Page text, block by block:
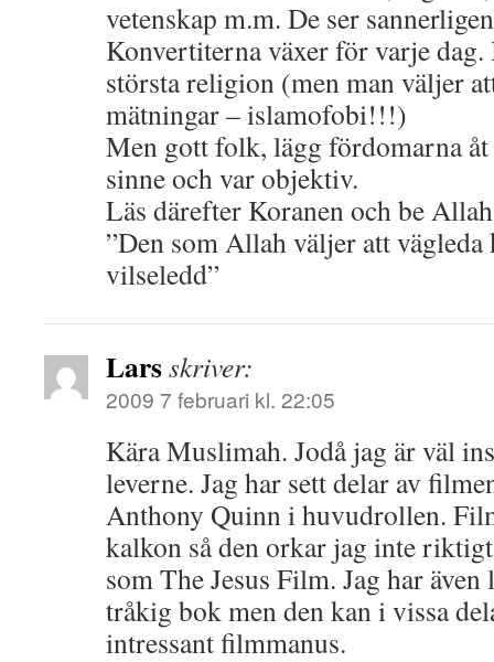
vetenskap m.m. De ser
Konvertiterna växer för varje dag.
största religion (men man väljer
mätningar – islamofobi!!!)
Men gott folk, lägg fördomarna åt
sinne och var objektiv.
Läs därefter Koranen och be
”Den som Allah väljer att
vilseledd”
Larsskriver:
2009 7 februari kl. 22:05
Kära Muslimah. Jodå jag är väl
leverne. Jag har sett delar av
Anthony Quinn i huvudrollen.
kalkon så den orkar jag inte
som The Jesus Film. Jag har
tråkig bok men den kan i vissa
intressant filmmanus.